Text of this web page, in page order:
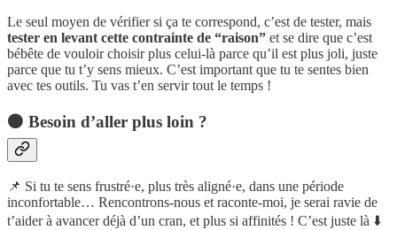
Le seul moyen de vérifier si ça te correspond, c’est de tester, mais
tester en levant cette contrainte de “raison” et se dire que c’est
bébête de vouloir choisir plus celui-là parce qu’il est plus joli, juste
parce que tu t’y sens mieux. C’est important que tu te sentes bien
avec tes outils. Tu vas t’en servir tout le temps !
🟠 Besoin d’aller plus loin ?
📌 Si tu te sens frustré·e, plus très aligné·e, dans une période
inconfortable… Rencontrons-nous et raconte-moi, je serai ravie de
t’aider à avancer déjà d’un cran, et plus si affinités ! C’est juste là ⬇️